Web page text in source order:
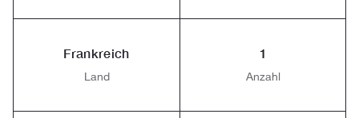
Frankreich
Land
1
Anzahl